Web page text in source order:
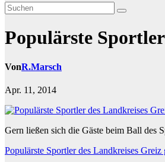
Populärste
VonR.Marsch
Apr. 11, 2014
Gern ließen sich die Gäste beim Ball des
Beitragsnavigation
Populärste Sportler des Landkreises Greiz